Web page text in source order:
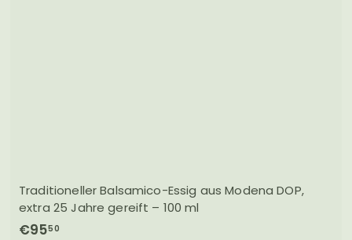
Traditioneller Balsamico-Essig aus Modena DOP,
extra 25 Jahre gereift – 100 ml
€9550€